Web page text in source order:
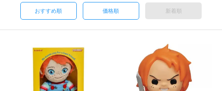
おすすめ順 価格順 新着順